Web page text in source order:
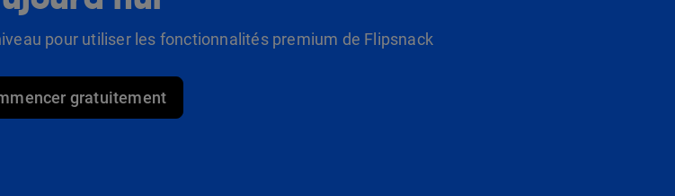
pour utiliser les fonctionnalités premium de Flipsnack
gratuitement